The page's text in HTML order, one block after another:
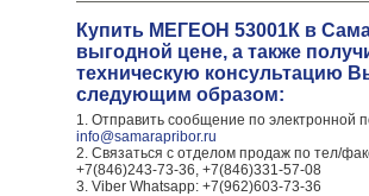
Купить МЕГЕОН 53001К в
выгодной цене, а также
техническую консультацию
следующим образом:
1. Отправить сообщение по электронной
info@samarapribor.ru
2. Связаться с отделом продаж по тел/
+7(846)243-73-36, +7(846)331-57-08
3. Viber Whatsapp: +7(962)603-73-36